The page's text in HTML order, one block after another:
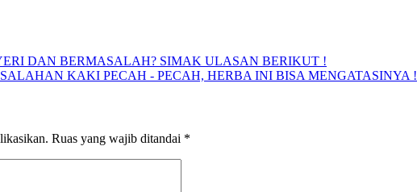
DAN BERMASALAH? SIMAK ULASAN BERIKUT !
KAKI PECAH - PECAH, HERBA INI BISA MENGATASINYA !
Ruas yang wajib ditandai *